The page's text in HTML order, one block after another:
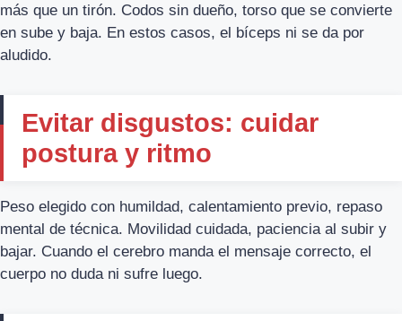
más que un tirón. Codos sin dueño, torso que se convierte
en sube y baja. En estos casos, el bíceps ni se da por
aludido.
Evitar disgustos: cuidar
postura y ritmo
Peso elegido con humildad, calentamiento previo, repaso
mental de técnica. Movilidad cuidada, paciencia al subir y
bajar. Cuando el cerebro manda el mensaje correcto, el
cuerpo no duda ni sufre luego.